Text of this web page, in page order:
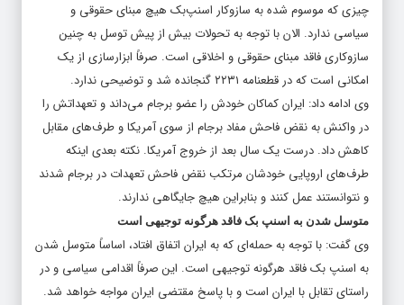
چیزی که موسوم شده به سازوکار اسنپ‌بک هیچ مبنای حقوقی و
سیاسی ندارد. الان با توجه به تحولات بیش از پیش توسل به چنین
سازوکاری فاقد مبنای حقوقی و اخلاقی است. صرفاً ابزارسازی از یک
امکانی است که در قطعنامه ۲۲۳۱ گنجانده شد و توضیحی ندارد.
وی ادامه داد: ایران کماکان خودش را عضو برجام می‌داند و تعهداتش را
در واکنش به نقض فاحش مفاد برجام از سوی آمریکا و طرف‌های مقابل
کاهش داد. درست یک سال بعد از خروج آمریکا. نکته بعدی اینکه
طرف‌های اروپایی خودشان مرتکب نقض فاحش تعهدات در برجام شدند
و نتوانستند عمل کنند و بنابراین هیچ جایگاهی ندارند.
متوسل شدن به اسنپ بک فاقد هرگونه توجیهی است
وی گفت: با توجه به حمله‌ای که به ایران اتفاق افتاد، اساساً متوسل شدن
به اسنپ بک فاقد هرگونه توجیهی است. این صرفاً اقدامی سیاسی و در
راستای تقابل با ایران است و با پاسخ مقتضی ایران مواجه خواهد شد.